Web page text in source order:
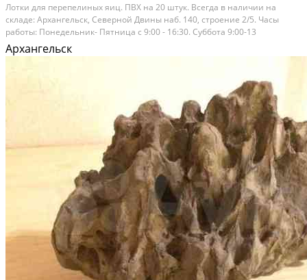
Лотки для перепелиных яиц. ПВХ на 20 штук. Всегда в наличии на
складе: Архангельск, Северной Двины наб. 140, строение 2/5. Часы
работы: Понедельник- Пятница c 9:00 - 16:30. Суббота 9:00-13
Состояние: новое
Архангельск